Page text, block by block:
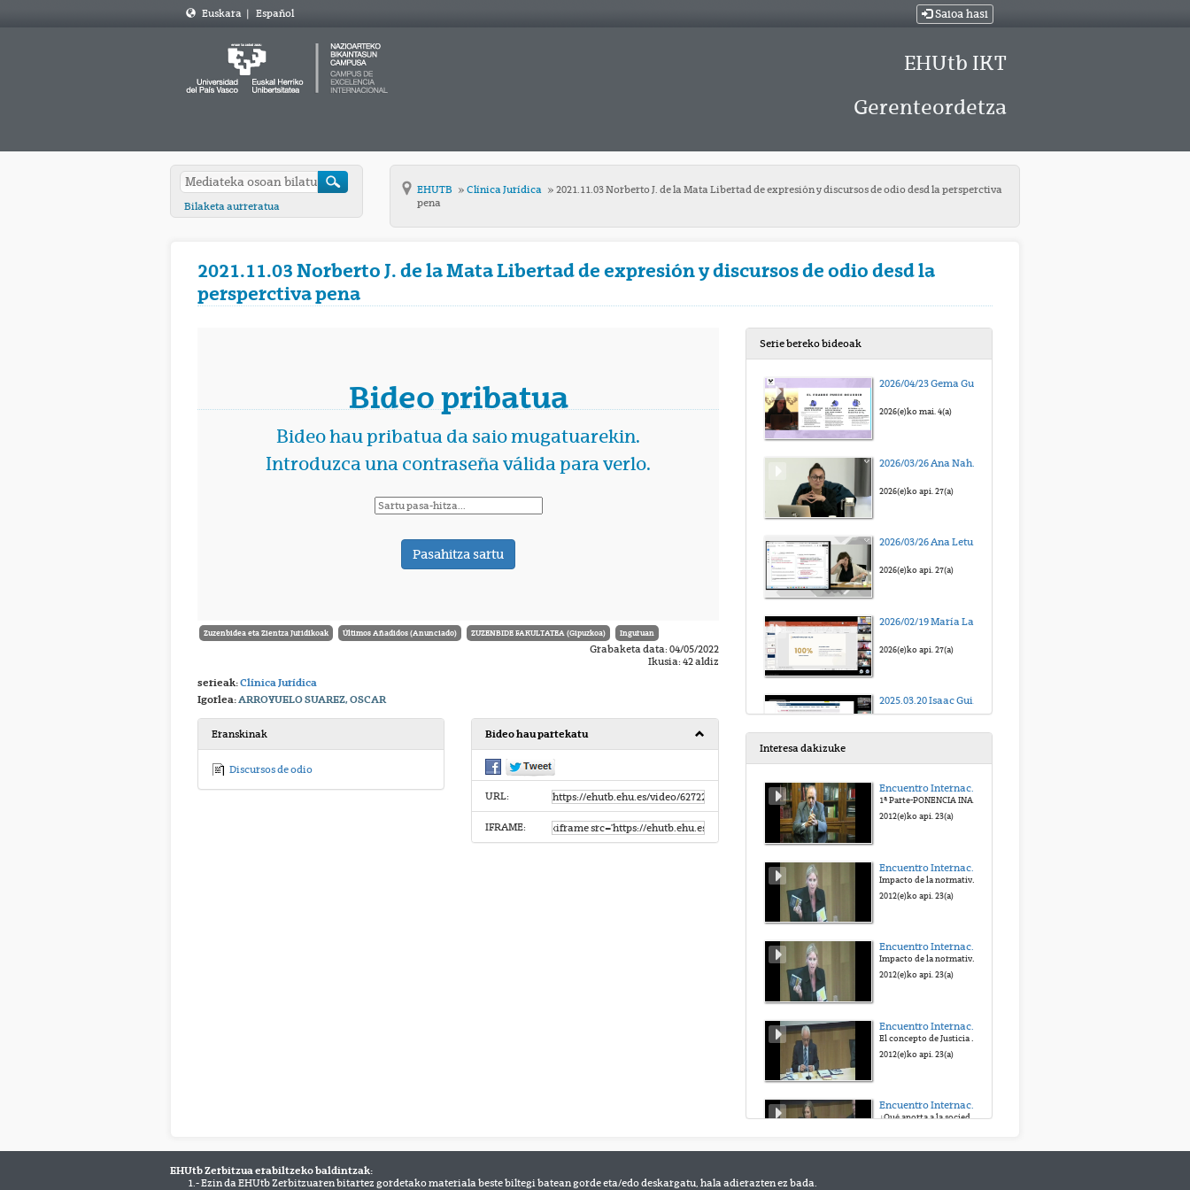
Euskara | Español Saioa hasi
EHUtb IKT
Gerenteordetza
Bilaketa aurreratua
EHUTB Clínica Jurídica
2021.11.03 Norberto J. de la Mata Libertad de expresión y discursos de odio desd la persperctiva
pena
2021.11.03 Norberto J. de la Mata Libertad de expresión y discursos de odio desd la
persperctiva pena
Zuzenbidea eta Zientza Juridikoak Últimos Añadidos (Anunciado) ZUZENBIDE FAKULTATEA (Gipuzkoa) Inguruan
Grabaketa data: 04/05/2022
Ikusia: 42 aldiz
serieak:Clínica Jurídica
Igorlea:ARROYUELO SUAREZ, OSCAR
Eranskinak
Discursos de odio
Bideo hau partekatu
URL:
IFRAME:
Serie bereko bideoak
2026/04/23 Gema Gutiérrez Hernández “Genero-autodeterminazioa eta segurtasun juridikoa: oinarrizko eskubideen, erregistro-iruzurren eta pertsona trans eta intersexualen aurkako osasun-indarkeriaren artean.”
2026(e)ko mai. 4(a)
2026/03/26 Ana Nahxeli Beas Garcia “10/2022 Lege Organikoaren esparruan adostasuna kimikoki baliogabetuz egindako sexu-erasoak: froga-erronkak eta epaitzea”
2026(e)ko api. 27(a)
2026/03/26 Ana Leturia Navaroa “GRAL/MAL klinikoak idazteko eta ahozko defentsarako gakoak”
2026(e)ko api. 27(a)
2026(e)ko api. 27(a)
2025.03.20 Isaac Guijarro "Eskubideen teoriatik sexu-orientazio, genero-identitate edo -adierazpen edo sexu-ezaugarriengatiko diskriminazioaren, gertakarien eta gorroto-delituen biktimen (des)babesaren errealitatera: eragile juridikoen zeregina."
2025.01.23 Andrea Bertomeu Navarro. Esku-hartze klinikoa nazioarteko babes-eskaeren kasuan. Ikaskuntza-zerbitzua metodologiaren bidezko hurbilketa
2025(e)ko ots. 24(a)
2025(e)ko mar. 28(a)
2024(e)ko api. 8(a)
Interesa dakizuke
Encuentro Internacional Hacia una Justicia Victimal. Homenaje al Prof. Antonio Beristain
1ª Parte-PONENCIA INAUGURAL. ANTONIO BERISTAIN. UN VIVO RECUERDO.
2012(e)ko api. 23(a)
Encuentro Internacional "Hacia una Justicia victimal". Homenaje al Prof. Antonio Beristain
Impacto de la normativa internacional en materia de víctimas de delitos graves, especialmente de terrorismo y de abuso de poder
2012(e)ko api. 23(a)
Encuentro Internacional "Hacia una Justicia victimal". Homenaje al Prof. Antonio Beristain
Impacto de la normativa internacional en materia de víctimas de delitos graves, especialmente de terrorismo y de abuso de poder
2012(e)ko api. 23(a)
Encuentro Internacional "Hacia una Justicia victimal". Homenaje al Prof. Antonio Beristain
2012(e)ko api. 23(a)
Encuentro Internacional "Hacia una Justicia victimal"
¿Qué aporta a la sociedad el conocimiento victimológico?. ¿Y la sociedad al conocimiento victimológico?.
EHUtb Zerbitzua erabiltzeko baldintzak:
1.- Ezin da EHUtb Zerbitzuaren bitartez gordetako materiala beste biltegi batean gorde eta/edo deskargatu, hala adierazten ez bada.